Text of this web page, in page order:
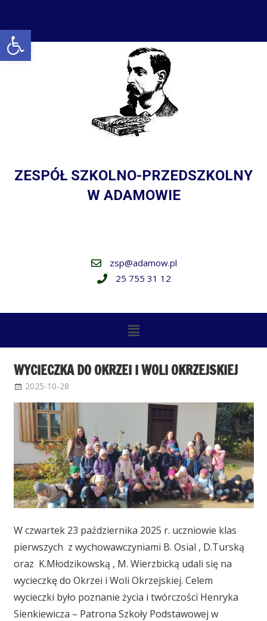
Open toolbar
ZESPÓŁ SZKOLNO-PRZEDSZKOLNY
W ADAMOWIE
zsp@adamow.pl
25 755 31 12
WYCIECZKA DO OKRZEI I WOLI OKRZEJSKIEJ
2025-10-28
W czwartek 23 października 2025 r. uczniowie klas
pierwszych z wychowawczyniami B. Osial , D.Turską
oraz K.Młodzikowską , M. Wierzbicką udali się na
wycieczkę do Okrzei i Woli Okrzejskiej. Celem
wycieczki było poznanie życia i twórczości Henryka
Sienkiewicza – Patrona Szkoły Podstawowej w